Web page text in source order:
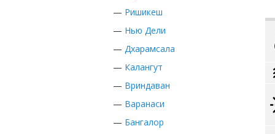
— Ришикеш
— Нью Дели
— Дхарамсала
— Калангут
— Вриндаван
— Варанаси
— Бангалор